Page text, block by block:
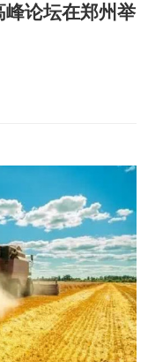
论坛在郑州举